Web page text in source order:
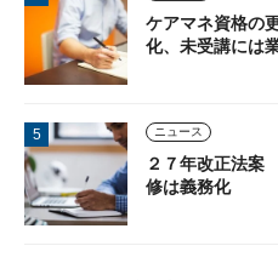
ケアマネ資格の
化、未受講には
ニュース
２７年改正法
修は義務化